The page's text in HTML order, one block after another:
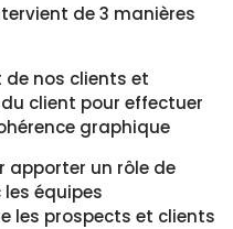
de 3 manières
nos clients et
client pour effectuer
graphique
un rôle de
équipes
les prospects et clients